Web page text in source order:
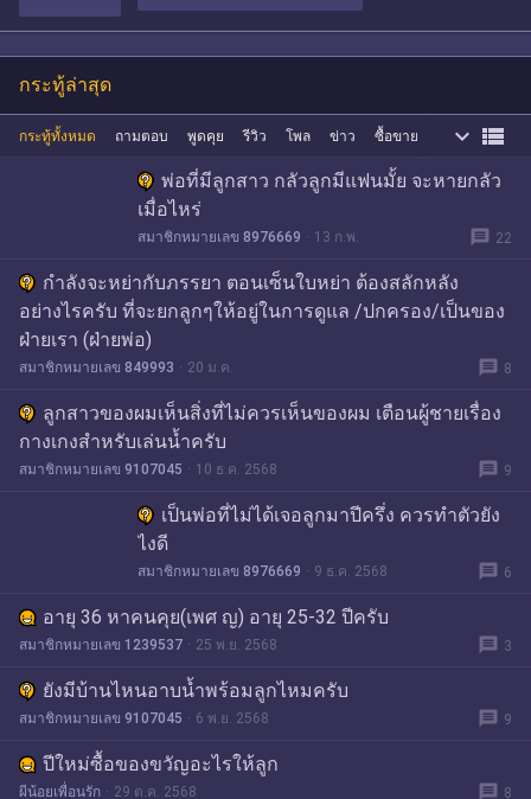
กระทู้ล่าสุด
กระทู้ทั้งหมด ถามตอบ พูดคุย รีวิว โพล ข่าว ซื้อขาย  
พ่อที่มีลูกสาว กลัวลูกมีแฟนมั้ย จะหายกลัว
เมื่อไหร่
สมาชิกหมายเลข 8976669 13 ก.พ. message 22
กำลังจะหย่ากับภรรยา ตอนเซ็นใบหย่า ต้องสลักหลัง
อย่างไรครับ ที่จะยกลูกๆให้อยู่ในการดูแล /ปกครอง/เป็นของ
ฝ่ายเรา (ฝ่ายพ่อ)
สมาชิกหมายเลข 849993 20 ม.ค. message 8
ลูกสาวของผมเห็นสิ่งที่ไม่ควรเห็นของผม เตือนผู้ชายเรื่อง
กางเกงสำหรับเล่นน้ำครับ
สมาชิกหมายเลข 9107045 10 ธ.ค. 2568 message 9
เป็นพ่อที่ไม่ได้เจอลูกมาปีครึ่ง ควรทำตัวยัง
ไงดี
สมาชิกหมายเลข 8976669 9 ธ.ค. 2568 message 6
อายุ 36 หาคนคุย(เพศ ญ) อายุ 25-32 ปีครับ
สมาชิกหมายเลข 1239537 25 พ.ย. 2568 message 3
ยังมีบ้านไหนอาบน้ำพร้อมลูกไหมครับ
สมาชิกหมายเลข 9107045 6 พ.ย. 2568 message 9
ปีใหม่ซื้อของขวัญอะไรให้ลูก
ผีน้อยเพื่อนรัก 29 ต.ค. 2568 message 8